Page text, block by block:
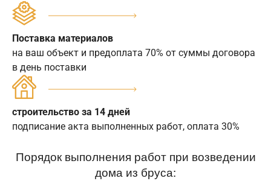
Поставка материалов
на ваш объект и предоплата 70% от суммы договора
в день поставки
строительство за 14 дней
подписание акта выполненных работ, оплата 30%
Порядок выполнения работ при возведении
дома из бруса: